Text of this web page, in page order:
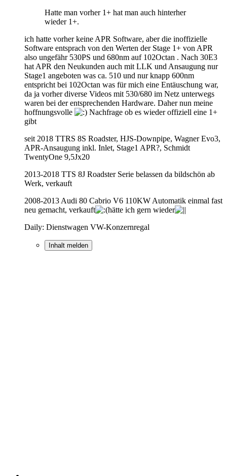
Hatte man vorher 1+ hat man auch hinterher
wieder 1+.
ich hatte vorher keine APR Software, aber die inoffizielle
Software entsprach von den Werten der Stage 1+ von APR
also ungefähr 530PS und 680nm auf 102Octan . Nach 30E3
hat APR den Neukunden auch mit LLK und Ansaugung nur
Stage1 angeboten was ca. 510 und nur knapp 600nm
entspricht bei 102Octan was für mich eine Entäuschung war,
da ja vorher diverse Videos mit 530/680 im Netz unterwegs
waren bei der entsprechenden Hardware. Daher nun meine
hoffnungsvolle
Nachfrage ob es wieder offiziell eine 1+
gibt
seit 2018 TTRS 8S Roadster, HJS-Downpipe, Wagner Evo3,
APR-Ansaugung inkl. Inlet, Stage1 APR?, Schmidt
TwentyOne 9,5Jx20
2013-2018 TTS 8J Roadster Serie belassen da bildschön ab
Werk, verkauft
2008-2013 Audi 80 Cabrio V6 110KW Automatik einmal fast
neu gemacht, verkauft
hätte ich gern wieder
Daily: Dienstwagen VW-Konzernregal
Inhalt melden